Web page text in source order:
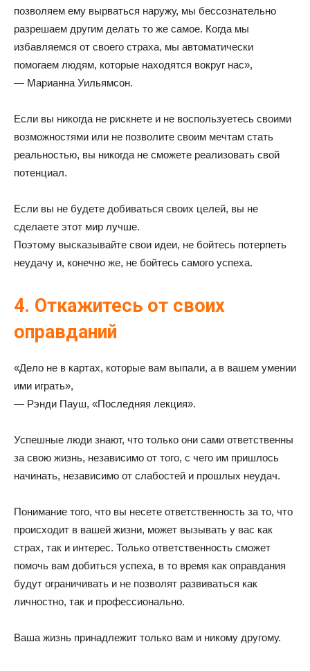
позволяем ему вырваться наружу, мы бессознательно
разрешаем другим делать то же самое. Когда мы
избавляемся от своего страха, мы автоматически
помогаем людям, которые находятся вокруг нас»,
— Марианна Уильямсон.
Если вы никогда не рискнете и не воспользуетесь своими
возможностями или не позволите своим мечтам стать
реальностью, вы никогда не сможете реализовать свой
потенциал.
Если вы не будете добиваться своих целей, вы не
сделаете этот мир лучше.
Поэтому высказывайте свои идеи, не бойтесь потерпеть
неудачу и, конечно же, не бойтесь самого успеха.
4. Откажитесь от своих
оправданий
«Дело не в картах, которые вам выпали, а в вашем умении
ими играть»,
— Рэнди Пауш, «Последняя лекция».
Успешные люди знают, что только они сами ответственны
за свою жизнь, независимо от того, с чего им пришлось
начинать, независимо от слабостей и прошлых неудач.
Понимание того, что вы несете ответственность за то, что
происходит в вашей жизни, может вызывать у вас как
страх, так и интерес. Только ответственность сможет
помочь вам добиться успеха, в то время как оправдания
будут ограничивать и не позволят развиваться как
личностно, так и профессионально.
Ваша жизнь принадлежит только вам и никому другому.